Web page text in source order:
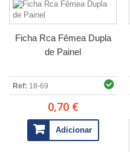
Ficha Rca Fêmea Dupla
de Painel
Ref: 18-69
0,70 €
Adicionar